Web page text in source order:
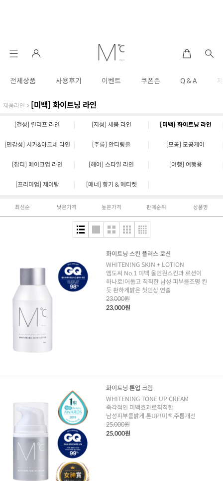
전체상품 사용후기 이벤트 쿠폰존 Q & A
제품라인 > [미백] 화이트닝 라인
[건성] 릴리프 라인 [지성] 세붐 라인 [미백] 화이트닝 라인
[민감성] 시카&아크네 라인 [주름] 안티링클 [모공] 모공케어
[잡티] 메이크업 라인 [헤어] 스타일 라인 [여행] 여행용
[프리미엄] 제이탐 [매너] 향기 & 에티켓
최신순 낮은가격 높은가격 판매순위 상품명
화이트닝 스킨 플러스 로션
WHITENING SKIN + LOTION
엠도씨 No.1 미백 올인원스킨과 로션이
하나로!어둡고 칙칙한 남성 피부를조명 킨
듯 환하게밝은 첫인상 연출
23,000원
23,000원
화이트닝 톤업 크림
WHITENING TONE UP CREAM
즉각적인 미백효과로칙칙한
남성피부를밝게 톤UP!미백,주름개선
25,000원
25,000원